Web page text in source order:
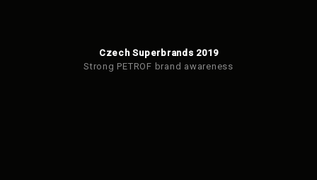
Czech Superbrands 2019
Strong PETROF brand awareness